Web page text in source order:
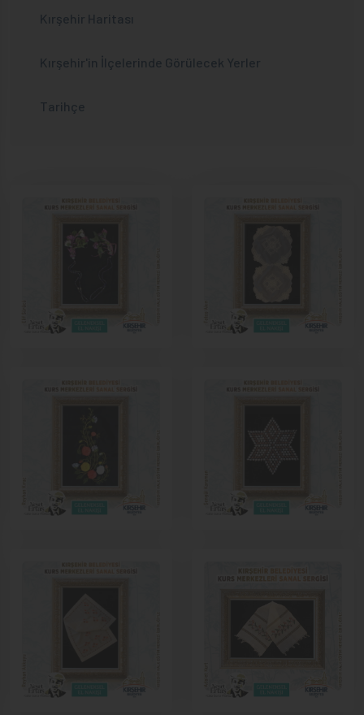
Kırşehir Haritası
Kırşehir'in İlçelerinde Görülecek Yerler
Tarihçe